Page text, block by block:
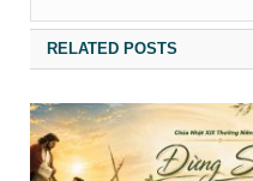
RELATED POSTS